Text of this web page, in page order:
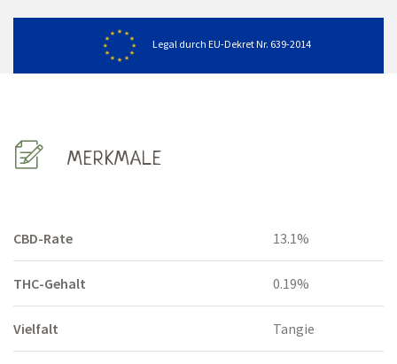
Legal durch EU-Dekret Nr. 639-2014
MERKMALE
CBD-Rate 13.1%
THC-Gehalt 0.19%
Vielfalt Tangie